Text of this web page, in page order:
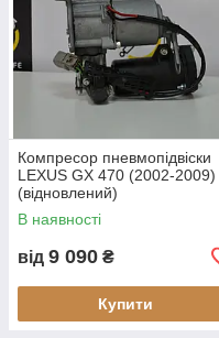
Компресор пневмопідвіски
LEXUS GX 470 (2002-2009)
(відновлений)
В наявності
від 9 090 ₴
Купити